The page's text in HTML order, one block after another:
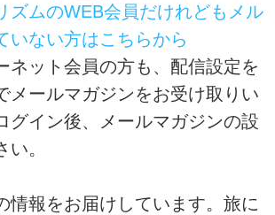
ムのWEB会員だけれどもメル
いない方はこちらから
ネット会員の方も、配信設定を
メールマガジンをお受け取りい
グイン後、メールマガジンの設
。
情報をお届けしています。旅に